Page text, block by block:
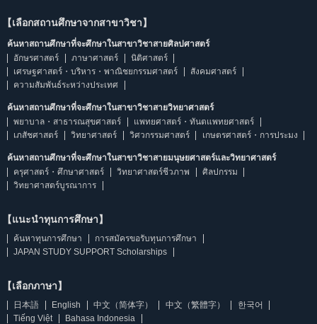
【เลือกสถานศึกษาจากสาขาวิชา】
ค้นหาสถานศึกษาที่จะศึกษาในสาขาวิชาสายศิลปศาสตร์
อักษรศาสตร์
ภาษาศาสตร์
นิติศาสตร์
เศรษฐศาสตร์・บริหาร・พาณิชยกรรมศาสตร์
สังคมศาสตร์
ความสัมพันธ์ระหว่างประเทศ
ค้นหาสถานศึกษาที่จะศึกษาในสาขาวิชาสายวิทยาศาสตร์
พยาบาล・สาธารณสุขศาสตร์
แพทยศาสตร์・ทันตแพทยศาสตร์
เภสัชศาสตร์
วิทยาศาสตร์ วิศวกรรมศาสตร์ เกษตรศาสตร์・การประมง
ค้นหาสถานศึกษาที่จะศึกษาในสาขาวิชาสายมนุษยศาสตร์และวิทยาศาสตร์
ครุศาสตร์・ศึกษาศาสตร์
วิทยาศาสตร์ชีวภาพ
ศิลปกรรม
วิทยาศาสตร์บูรณาการ
【แนะนำทุนการศึกษา】
ค้นหาทุนการศึกษา
การสมัครขอรับทุนการศึกษา
JAPAN STUDY SUPPORT Scholarships
【เลือกภาษา】
日本語 English 中文（简体字） 中文（繁體字）
한국어
Tiếng Việt
Bahasa Indonesia